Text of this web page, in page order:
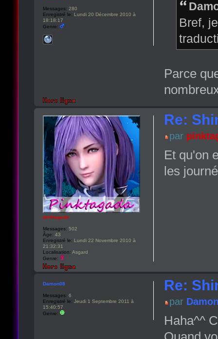
Bref,
Parce
Messages: 280
Enregistré le: Lundi 20 Décembre 2010 à
18:18:17
Genre:
Re:
par
Et qu'on
les
pinktagada
Messages: 502
Âge: 43
Enregistré le: Lundi 22 Novembre 2010 à
21:32:31
Localisation: Asgard
Genre:
Re:
par
Haha^^
Damon08
Messages: 6
Enregistré le: Jeudi 1 Septembre 2011 à
15:40:57
Genre: